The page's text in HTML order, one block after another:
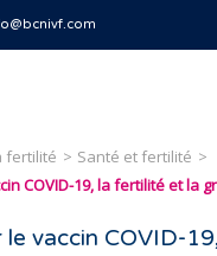
fertilité
Santé et fertilité
COVID-19, la fertilité et la
le vaccin COVID-